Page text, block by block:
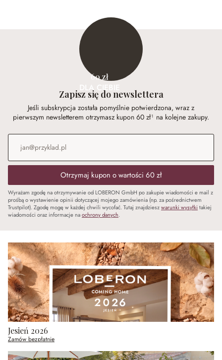
60 zł
DLA CIEBIE
Zapisz się do newslettera
Jeśli subskrypcja została pomyślnie potwierdzona, wraz z
pierwszym newsletterem otrzymasz kupon 60 zł¹ na kolejne zakupy.
Adres e-mail
Otrzymaj kupon o wartości 60 zł
Wyrażam zgodę na otrzymywanie od LOBERON GmbH po zakupie wiadomości e mail z
prośbą o wystawienie opinii dotyczącej mojego zamówienia (np. za pośrednictwem
Trustpilot). Zgodę mogę w każdej chwili wycofać. Tutaj znajdzieszwarunki wysyłki takiej
wiadomości oraz informacje naochrony danych.
Jesień 2026
Zamów bezpłatnie